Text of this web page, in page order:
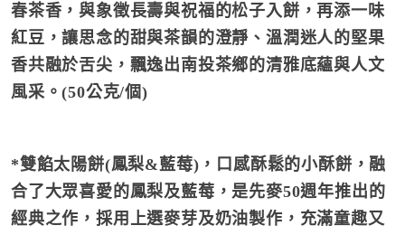
春茶香，與象徵長壽與祝福的松子入餅，再添一味
紅豆，讓思念的甜與茶韻的澄靜、溫潤迷人的堅果
香共融於舌尖，飄逸出南投茶鄉的清雅底蘊與人文
風采。(50公克/個)
*雙餡太陽餅(鳳梨&藍莓)，口感酥鬆的小酥餅，融
合了大眾喜愛的鳳梨及藍莓，是先麥50週年推出的
經典之作，採用上選麥芽及奶油製作，充滿童趣又